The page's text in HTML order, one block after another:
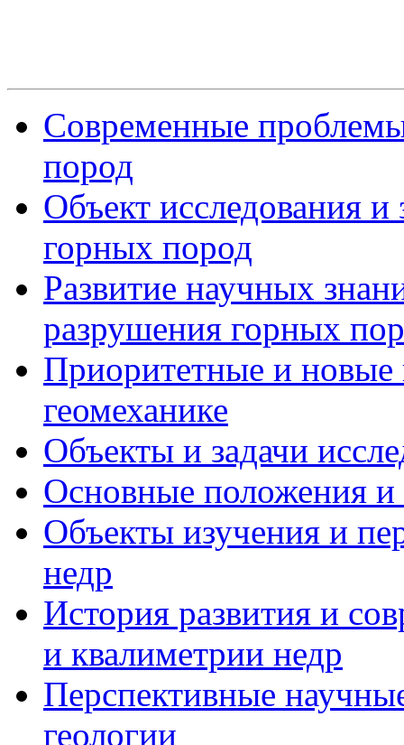
Современные
пород
Объект исследования и
горных пород
Развитие научных
разрушения горных
Приоритетные и новые
геомеханике
Объекты и задачи
Основные положения и
Объекты изучения и
недр
История развития и
и квалиметрии недр
Перспективные
геологии